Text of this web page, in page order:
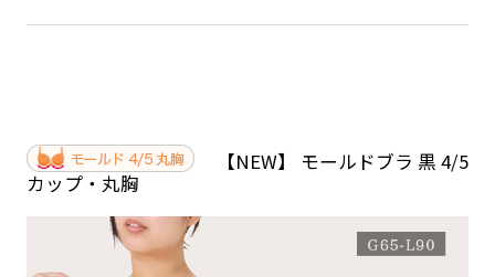
【NEW】 モールドブラ 黒 4/5
カップ・丸胸